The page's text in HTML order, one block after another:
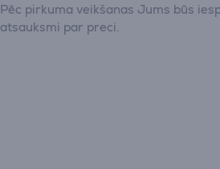
Pēc pirkuma veikšanas Jums būs
atsauksmi par preci.